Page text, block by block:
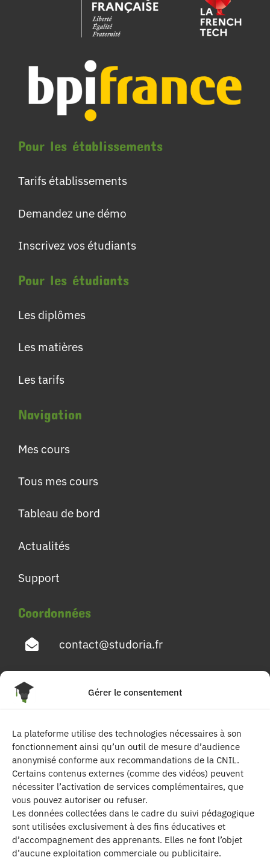
Gérer le consentement
La plateforme utilise des technologies nécessaires à son
fonctionnement ainsi qu’un outil de mesure d’audience
anonymisé conforme aux recommandations de la CNIL.
Certains contenus externes (comme des vidéos) peuvent
nécessiter l’activation de services complémentaires, que
vous pouvez autoriser ou refuser.
Les données collectées dans le cadre du suivi pédagogique
sont utilisées exclusivement à des fins éducatives et
d’accompagnement des apprenants. Elles ne font l’objet
d’aucune exploitation commerciale ou publicitaire.
Pour les établissements
Tarifs établissements
Demandez une démo
Inscrivez vos étudiants
Pour les étudiants
Les diplômes
Les matières
Les tarifs
Navigation
Mes cours
Tous mes cours
Tableau de bord
Actualités
Support
Coordonnées
contact@studoria.fr
4 Rue Georges Pompidou
Suivez-nous
| Les contenus publiés sur ce site sont